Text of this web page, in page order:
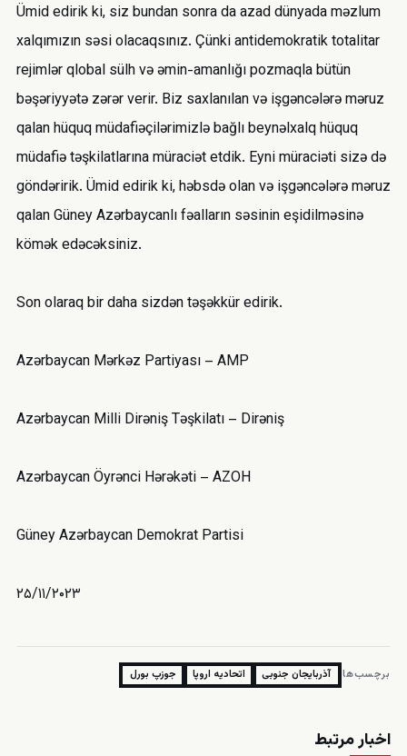
Ümid edirik ki, siz bundan sonra da azad dünyada məzlum
xalqımızın səsi olacaqsınız. Çünki antidemokratik totalitar
rejimlər qlobal sülh və əmin-amanlığı pozmaqla bütün
bəşəriyyətə zərər verir. Biz saxlanılan və işgəncələrə məruz
qalan hüquq müdafiəçilərimizlə bağlı beynəlxalq hüquq
müdafiə təşkilatlarına müraciət etdik. Eyni müraciəti sizə də
göndəririk. Ümid edirik ki, həbsdə olan və işgəncələrə məruz
qalan Güney Azərbaycanlı fəalların səsinin eşidilməsinə
kömək edəcəksiniz.
Son olaraq bir daha sizdən təşəkkür edirik.
Azərbaycan Mərkəz Partiyası – AMP
Azərbaycan Milli Dirəniş Təşkilatı – Dirəniş
Azərbaycan Öyrənci Hərəkəti – AZOH
Güney Azərbaycan Demokrat Partisi
۲۵/۱۱/۲۰۲۳
برچسب‌ها: آذربایجان جنوبی اتحادیه اروپا جوزپ بورل
اخبار مرتبط